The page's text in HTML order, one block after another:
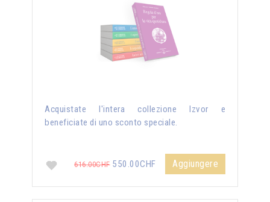
Acquistate l'intera collezione Izvor e
beneficiate di uno sconto speciale.
616.00CHF550.00CHF Aggiungere